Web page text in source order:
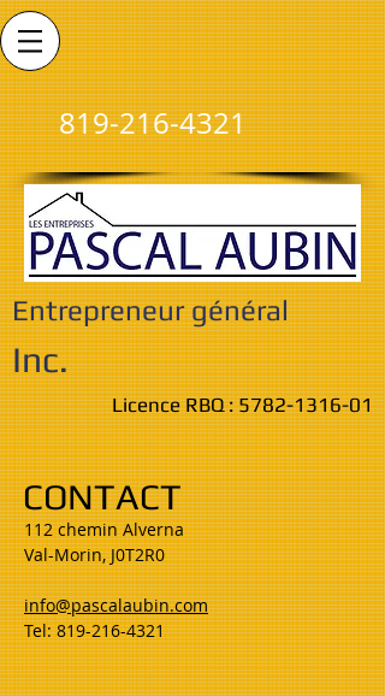
819-216-4321
Licence RBQ :5782-1316-01
Entrepreneur général
Inc.
CONTACT
112 chemin Alverna
Val-Morin, J0T2R0
info@pascalaubin.com
Tel:819-216-4321